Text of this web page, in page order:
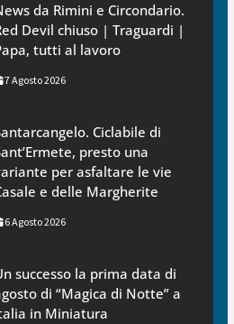
da Rimini e Circondario.
Devil chiuso | Traguardi |
tutti al lavoro
7 Agosto 2026
Ciclabile di
presto una
per asfaltare le vie
e delle Margherite
6 Agosto 2026
successo la prima data di
di “Magica di Notte” a
in Miniatura